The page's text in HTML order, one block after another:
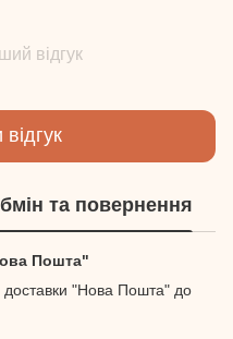
відгук
та повернення
Пошта"
"Нова Пошта" до